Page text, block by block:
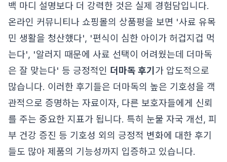
백 마디 설명보다 더 강력한 것은 실제 경험담입니다.
온라인 커뮤니티나 쇼핑몰의 상품평을 보면 '사료 유목
민 생활을 청산했다', '편식이 심한 아이가 허겁지겁 먹
는다', '알러지 때문에 사료 선택이 어려웠는데 더마독
은 잘 맞는다' 등 긍정적인 더마독 후기 가 압도적으로
많습니다. 이러한 후기들은 더마독의 높은 기호성을 객
관적으로 증명하는 자료이자, 다른 보호자들에게 신뢰
를 주는 중요한 지표가 됩니다. 특히 눈물 자국 개선, 피
부 건강 증진 등 기호성 외의 긍정적 변화에 대한 후기
들도 많아 제품의 기능성까지 입증하고 있습니다.